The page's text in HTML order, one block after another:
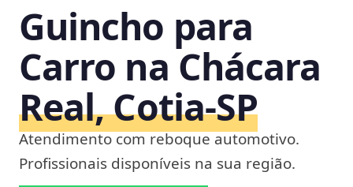
Guincho para
Carro na Chácara
Real, Cotia‑SP
Atendimento com reboque automotivo.
Profissionais disponíveis na sua região.